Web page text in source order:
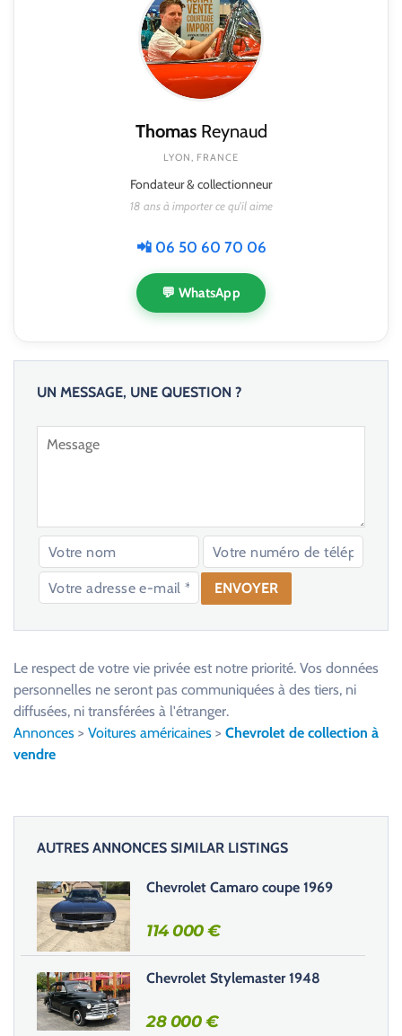
ThomasReynaud
LYON, FRANCE
Fondateur & collectionneur
18 ans à importer ce qu'il aime
📲 06 50 60 70 06
💬 WhatsApp
UN MESSAGE, UNE QUESTION ?
e
s
e
r
c
e
c
h
a
Le respect de votre vie privée est notre priorité. Vos données
personnelles ne seront pas communiquées à des tiers, ni
diffusées, ni transférées à l'étranger.
Annonces > Voitures américaines > Chevrolet de collection à
vendre
AUTRES ANNONCES SIMILAR LISTINGS
Chevrolet Camaro coupe 1969
114 000€
Chevrolet Stylemaster 1948
28 000€